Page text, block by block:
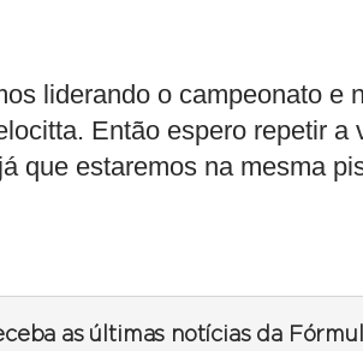
liderando o campeonato e
Então espero repetir a
que estaremos na mesma
as últimas notícias da